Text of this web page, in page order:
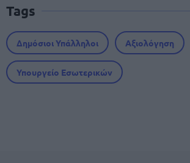
Tags
Δημόσιοι Υπάλληλοι Αξιολόγηση
Υπουργείο Εσωτερικών